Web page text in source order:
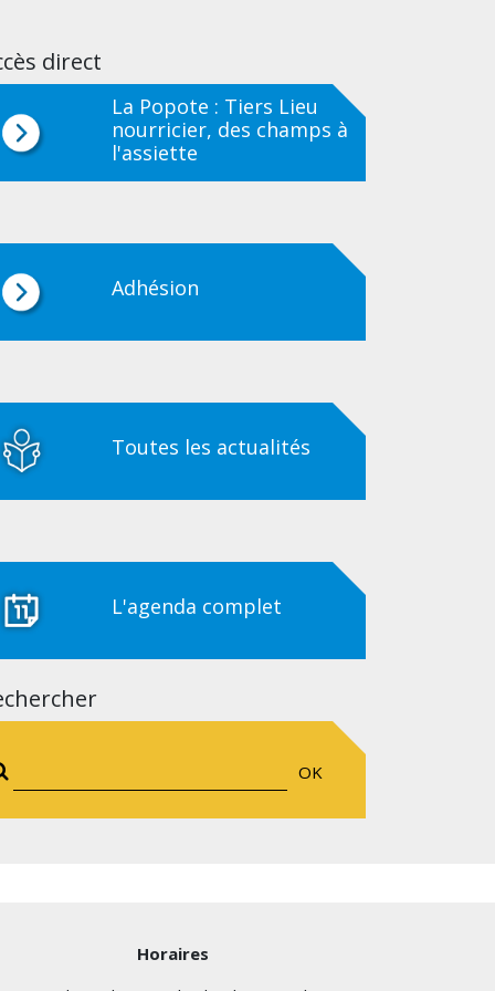
direct
La Popote : Tiers Lieu
nourricier, des champs à
l'assiette
Adhésion
Toutes les actualités
L'agenda complet
OK
Horaires